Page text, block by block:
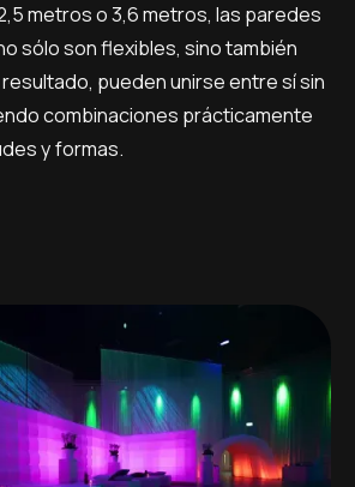
metros o 3,6 metros, las paredes
sólo son flexibles, sino también
pueden unirse entre sí sin
combinaciones prácticamente
y formas.